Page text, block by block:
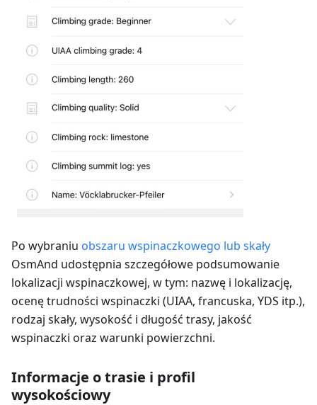
Po wybraniu obszaru wspinaczkowego lub skały
OsmAnd udostępnia szczegółowe podsumowanie
lokalizacji wspinaczkowej, w tym: nazwę i lokalizację,
ocenę trudności wspinaczki (UIAA, francuska, YDS itp.),
rodzaj skały, wysokość i długość trasy, jakość
wspinaczki oraz warunki powierzchni.
Informacje o trasie i profil
wysokościowy